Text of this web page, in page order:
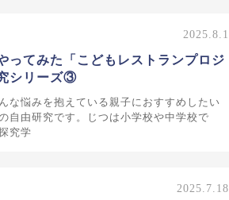
2025.8.1
ってみた「こどもレストランプロジ
シリーズ③
な悩みを抱えている親子におすすめしたい
自由研究です。じつは小学校や中学校で
究学
2025.7.18